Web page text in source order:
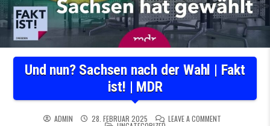
Und nun? Sachsen nach der Wahl | Fakt
ist! | MDR
ADMIN 28. FEBRUAR 2025 LEAVE A COMMENTON UND NUN?